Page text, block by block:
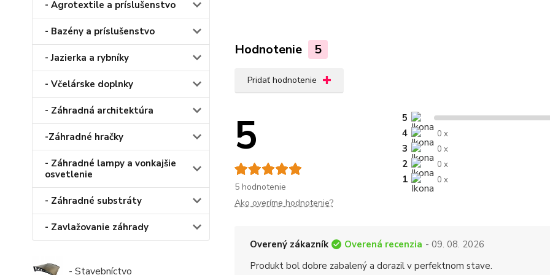
- Agrotextile a príslušenstvo
- Bazény a príslušenstvo
- Jazierka a rybníky
- Včelárske doplnky
- Záhradná architektúra
-Záhradné hračky
- Záhradné lampy a vonkajšie
osvetlenie
- Záhradné substráty
- Zavlažovanie záhrady
- Stavebníctvo
Hodnotenie 5
Pridať hodnotenie
5
5 hodnotenie
5
4
0 x
3 0 x
2 0 x
1 0 x
Ako overíme hodnotenie?
Overený zákazník Overená recenzia - 09. 08. 2026
Produkt bol dobre zabalený a dorazil v perfektnom stave.